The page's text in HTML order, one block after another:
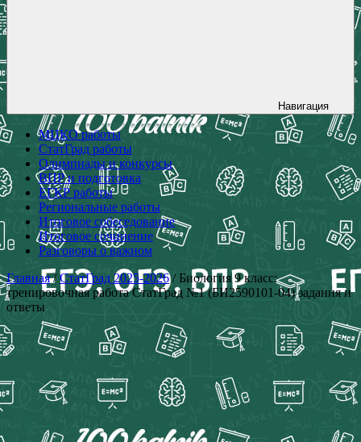
Навигация
МЦКО работы
СтатГрад работы
Олимпиады и конкурсы
ВПР и подготовка
ЕГКР работы
Региональные работы
Итоговое собеседование
Итоговое сочинение
Разговоры о важном
Главная/СтатГрад 2025-2026/ Биология 9 класс:
тренировочная работа СтатГрад №1 (БИ2590101-04) задания и
ответы